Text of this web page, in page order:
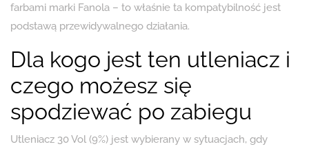
farbami marki Fanola – to właśnie ta kompatybilność jest
podstawą przewidywalnego działania.
Dla kogo jest ten utleniacz i
czego możesz się
spodziewać po zabiegu
Utleniacz 30 Vol (9%) jest wybierany w sytuacjach, gdy